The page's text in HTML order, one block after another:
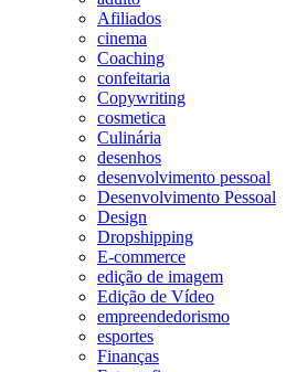
Afiliados
cinema
Coaching
confeitaria
Copywriting
cosmetica
Culinária
desenhos
desenvolvimento pessoal
Desenvolvimento Pessoal
Design
Dropshipping
E-commerce
edição de imagem
Edição de Vídeo
empreendedorismo
esportes
Finanças